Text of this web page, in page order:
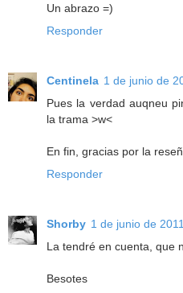
Un abrazo =)
Responder
Centinela 1 de junio de
Pues la verdad auqneu
la trama >w<
En fin, gracias por la
Responder
Shorby 1 de junio de
La tendré en cuenta, que
Besotes